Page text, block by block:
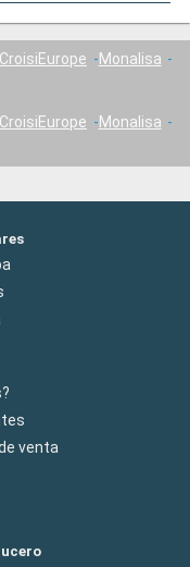
CroisiEurope
Monalisa
CroisiEurope
Monalisa
venta